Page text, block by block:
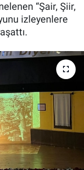
“Şair, Şiir,
izleyenlere